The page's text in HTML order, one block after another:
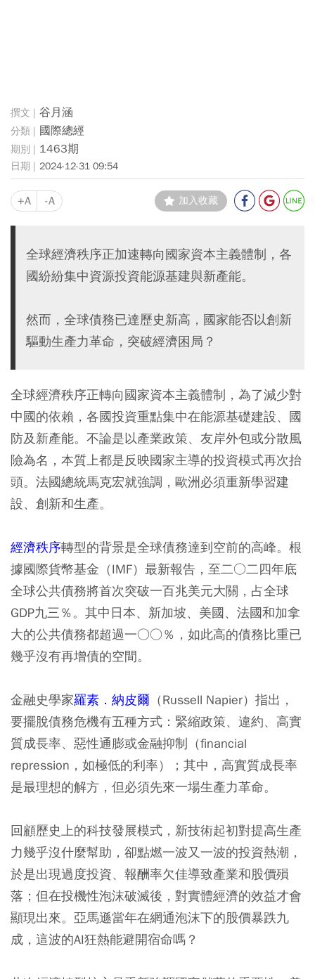
谷月涵
國際總經
1463期
2024-12-31 09:54
+A -A 加入收藏
全球經濟秩序正加速轉向國家資本主義體制，各
國紛紛集中資源投資能源基建與新產能。
然而，全球債務已達歷史新高，國家能否以創新
驅動生產力革命，突破經濟困局？
全球經濟秩序正轉向國家資本主義體制，為了減少對
中國的依賴，各國投資重點集中在能源基礎建設、國
防及新產能。不論是以產業政策、友岸外包或分散風
險為名，本質上都是反映國家主導的投資模式再次抬
頭。法國總統馬克宏就強調，歐洲必須重新學習建
設、創新和生產。
經濟秩序轉型的背景是全球債務達到空前的高峰。根
據國際貨幣基金（IMF）最新報告，至二○二四年底
全球公共債務將首次突破一百兆美元大關，占全球
GDP九三％。其中日本、新加坡、美國、法國和加拿
大的公共債務都超過一○○％，如此高的債務比重已
幾乎沒有再增債的空間。
金融史學家羅素．納皮爾 （Russell Napier）指出，
要擺脫債務危機有五種方式：緊縮政策、違約、高實
質成長率、惡性通膨或金融抑制（financial
repression，如極低的利率）；其中，高實質成長率
是最理想的解方，但必須先來一場生產力革命。
回顧歷史上的科技發展模式，新技術起初對提高生產
力幾乎沒什麼幫助，卻點燃一波又一波的投資熱潮，
於是出現過度投資、報酬率欠佳導致產業和股價殞
落；但在投機性泡沫破滅後，對實體經濟的效益才會
顯現出來。亞馬遜當年在網通泡沫下的股價暴跌九
成，這波的AI狂熱能避開宿命嗎？